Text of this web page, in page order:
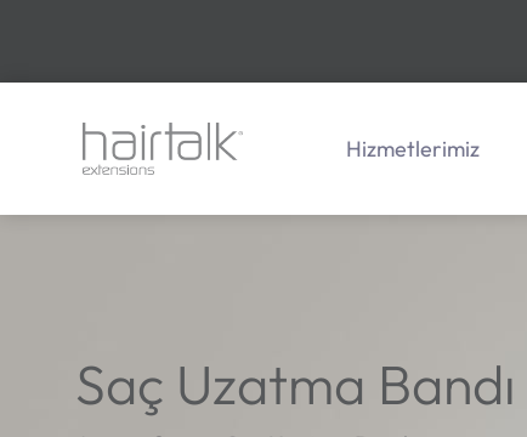
Hizmetlerimiz
Saç Uzatma Bandı